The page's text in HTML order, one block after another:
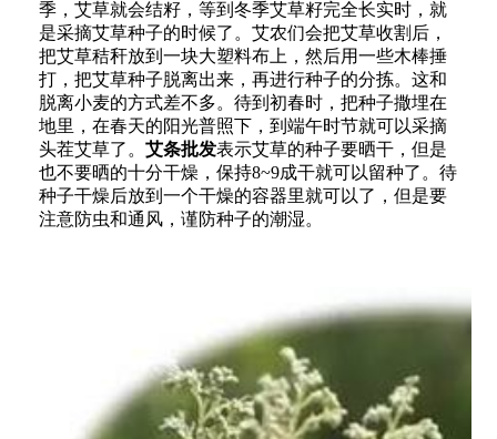
季，艾草就会结籽，等到冬季艾草籽完全长实时，就
是采摘艾草种子的时候了。艾农们会把艾草收割后，
把艾草秸秆放到一块大塑料布上，然后用一些木棒捶
打，把艾草种子脱离出来，再进行种子的分拣。这和
脱离小麦的方式差不多。待到初春时，把种子撒埋在
地里，在春天的阳光普照下，到端午时节就可以采摘
头茬艾草了。 艾条批发表示艾草的种子要晒干，但是
也不要晒的十分干燥，保持8~9成干就可以留种了。待
种子干燥后放到一个干燥的容器里就可以了，但是要
注意防虫和通风，谨防种子的潮湿。